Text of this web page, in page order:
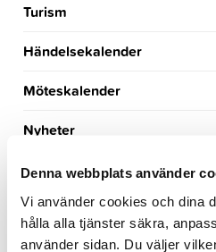
Denna webbplats använder
Vi använder cookies och dina
hålla alla tjänster säkra,
använder sidan. Du väljer
Turism
Händelsekalender
Möteskalender
Nyheter
Kungörelser
Okategoriserade